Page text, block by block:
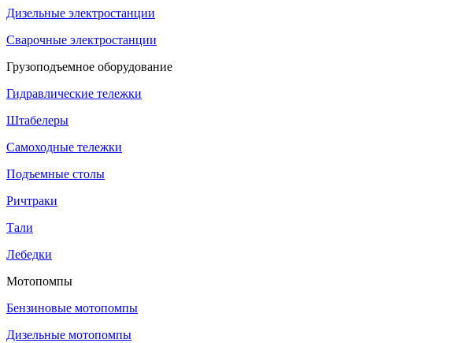
Дизельные электростанции
Сварочные электростанции
Грузоподъемное оборудование
Гидравлические тележки
Штабелеры
Самоходные тележки
Подъемные столы
Ричтраки
Тали
Лебедки
Мотопомпы
Бензиновые мотопомпы
Дизельные мотопомпы